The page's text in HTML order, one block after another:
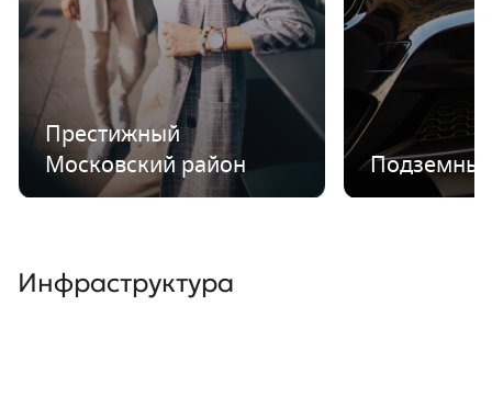
Престижный
Московский район
Инфраструктура